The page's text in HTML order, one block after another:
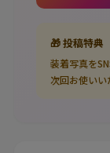
🎁 投稿特典
装着写真を
次回お使いい